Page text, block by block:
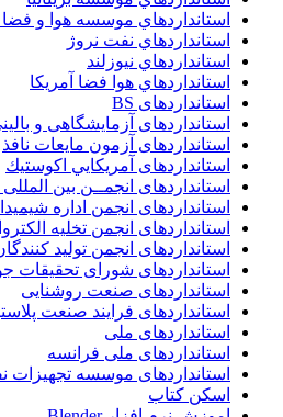
استانداردهاي موسسه هوا و فضا
استانداردهاي نفت نروژ
استانداردهاي نيوزلند
استانداردهاي هوا فضا آمريکا
استانداردهای BS
استانداردهای آزمایشگاهی و
استانداردهای آزمون مایعات نافذ
استانداردهای آمريكايي اكوستيك
استانداردهای انجمــن بين
استانداردهای انجمن اداره
استانداردهای انجمن تخليه
استانداردهای انجمن توليد
استانداردهای شورای تحقیقات
استانداردهای صنعت روشنایی
استانداردهای فرايند صنعت
استانداردهای ملی
استانداردهای ملی فرانسه
استانداردهای موسسه تجهيزات
اسکن کتاب